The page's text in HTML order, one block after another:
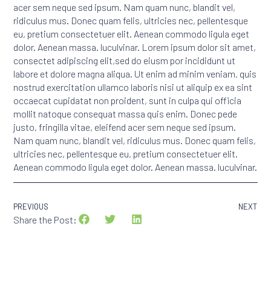
acer sem neque sed ipsum. Nam quam nunc, blandit vel,
ridiculus mus. Donec quam felis, ultricies nec, pellentesque
eu, pretium consectetuer elit. Aenean commodo ligula eget
dolor. Aenean massa. luculvinar. Lorem ipsum dolor sit amet,
consectet adipiscing elit,sed do eiusm por incididunt ut
labore et dolore magna aliqua. Ut enim ad minim veniam, quis
nostrud exercitation ullamco laboris nisi ut aliquip ex ea sint
occaecat cupidatat non proident, sunt in culpa qui officia
mollit natoque consequat massa quis enim. Donec pede
justo, fringilla vitae, eleifend acer sem neque sed ipsum.
Nam quam nunc, blandit vel, ridiculus mus. Donec quam felis,
ultricies nec, pellentesque eu, pretium consectetuer elit.
Aenean commodo ligula eget dolor. Aenean massa. luculvinar.
PREVIOUS NEXT
Share the Post: